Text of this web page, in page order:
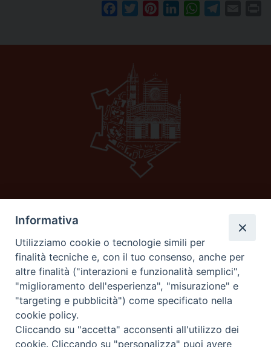
FacebookTwitterPinterestLinkedInWhatsApp
C.F. 80053900538
Corso carducci 11 58100 Grosseto (Gr)
Tel e fax 0564 29044
email:
curia@grosseto.chiesacattolica.it
seguici su
Informativa
Utilizziamo cookie o tecnologie simili per
finalità tecniche e, con il tuo consenso, anche per
altre finalità ("interazioni e funzionalità semplici",
"miglioramento dell'esperienza", "misurazione" e
"targeting e pubblicità") come specificato nella
cookie policy.
Cliccando su "accetta" acconsenti all'utilizzo dei
cookie. Cliccando su "personalizza" puoi avere